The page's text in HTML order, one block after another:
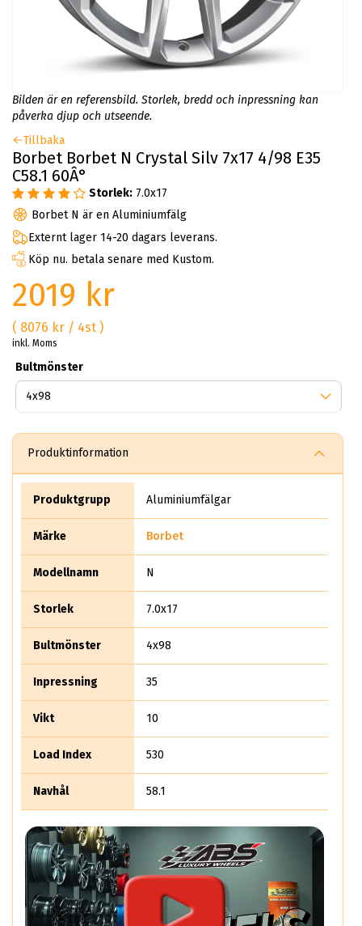
Bilden är en referensbild. Storlek, bredd och inpressning kan
påverka djup och utseende.
Tillbaka
Borbet Borbet N Crystal Silv 7x17 4/98 E35
C58.1 60Â°
Storlek: 7.0x17
Borbet N är en Aluminiumfälg
Externt lager 14-20 dagars leverans.
Köp nu. betala senare med Kustom.
2019 kr
( 8076 kr / 4st )
inkl. Moms
Bultmönster
Produktinformation
Produktgrupp Aluminiumfälgar
Märke Borbet
Modellnamn N
Storlek 7.0x17
Bultmönster 4x98
Inpressning 35
Vikt 10
Load Index 530
Navhål 58.1